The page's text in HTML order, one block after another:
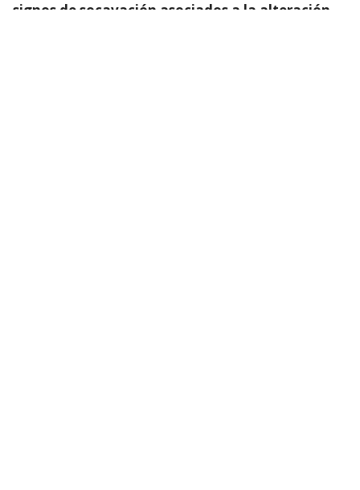
signos de socavación asociados a la alteración